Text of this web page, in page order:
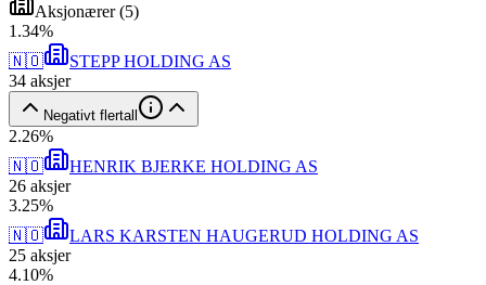
Aksjonærer(5)
1 .34%
🇳🇴
STEPP HOLDING AS
34 aksjer
Negativt flertall
2.26%
🇳🇴
HENRIK BJERKE HOLDING AS
26 aksjer
3.25%
🇳🇴
LARS KARSTEN HAUGERUD HOLDING AS
25 aksjer
4.10%